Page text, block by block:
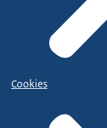
Cookies